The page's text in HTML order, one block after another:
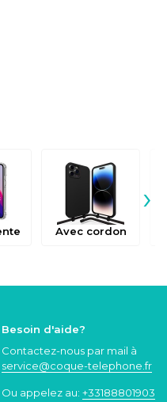
Avec cordon
›
Besoin d'aide?
Contactez-nous par mail à
service@coque-telephone.fr
Ou appelez au: +33188801903